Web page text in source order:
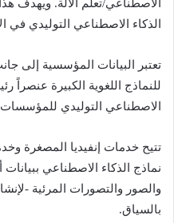
الاصطناعي/تعلم الآلة. ويهدف
الذكاء الاصطناعي التوليدي في
تعتبر البيانات المؤسسية إلى
للنماذج اللغوية الكبيرة عنصراً
الاصطناعي التوليدي للمؤسسات
تتيح خدمات إنفيديا المصغرة
نماذج الذكاء الاصطناعي
والصور والتصورات المرئية -
بالسياق.